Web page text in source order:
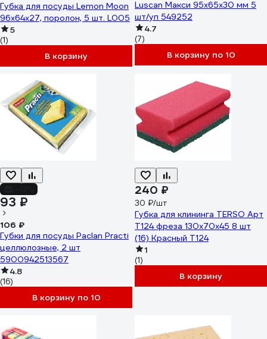
Губка для посуды Lemon Moon
96x64x27, поролон, 5 шт. L005
5
(1)
В корзину
Luscan Макси 95x65x30 мм 5
шт/уп 549252
4.7
(7)
В корзину по 10
93 ₽
106 ₽
Губки для посуды Paclan Practi
целлюлозные, 2 шт
5900942513567
4.8
(16)
В корзину по 10
240 ₽
30 ₽/шт
Губка для клининга TERSO Арт
Т124 фреза 130x70x45 8 шт
(16) Красный T124
1
(1)
В корзину